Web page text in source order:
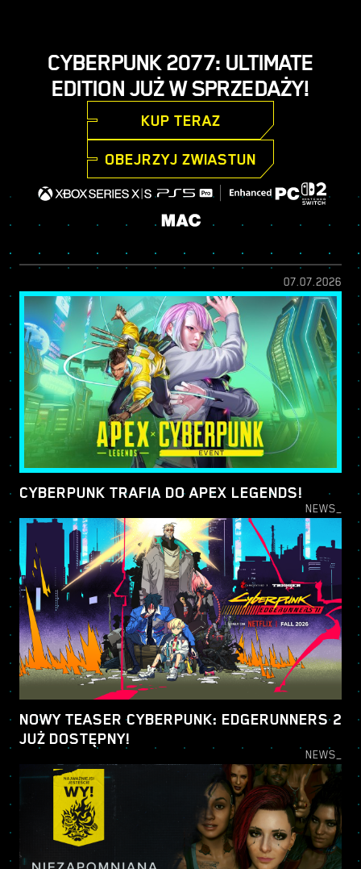
CYBERPUNK 2077: ULTIMATE
EDITION JUŻ W SPRZEDAŻY!
KUP TERAZ
OBEJRZYJ ZWIASTUN
07.07.2026
CYBERPUNK TRAFIA DO APEX LEGENDS!
NEWS_
NOWY TEASER CYBERPUNK: EDGERUNNERS 2
JUŻ DOSTĘPNY!
NEWS_